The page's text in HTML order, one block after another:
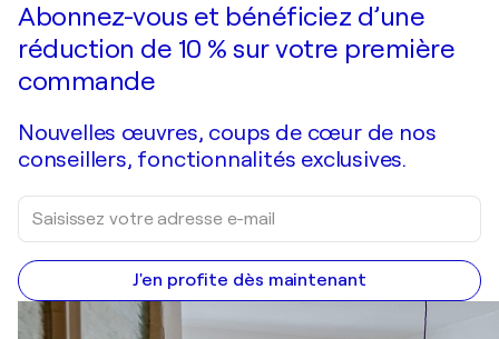
Abonnez-vous et bénéficiez d’une
réduction de 10 % sur votre première
commande
Nouvelles œuvres, coups de cœur de nos
conseillers, fonctionnalités exclusives.
J'en profite dès maintenant